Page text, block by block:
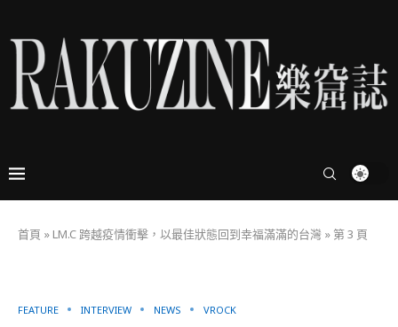
首頁 » LM.C 跨越疫情衝擊，以最佳狀態回到幸福滿滿的台灣 » 第 3 頁
FEATURE INTERVIEW NEWS VROCK